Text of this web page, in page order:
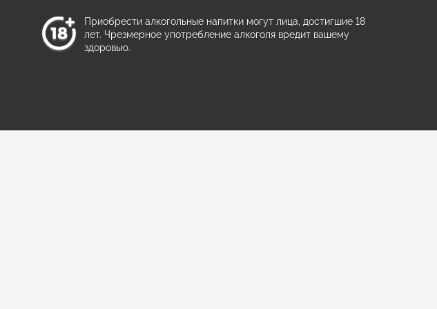
Приобрести алкогольные напитки могут лица, достигшие 18
лет. Чрезмерное употребление алкоголя вредит вашему
здоровью.